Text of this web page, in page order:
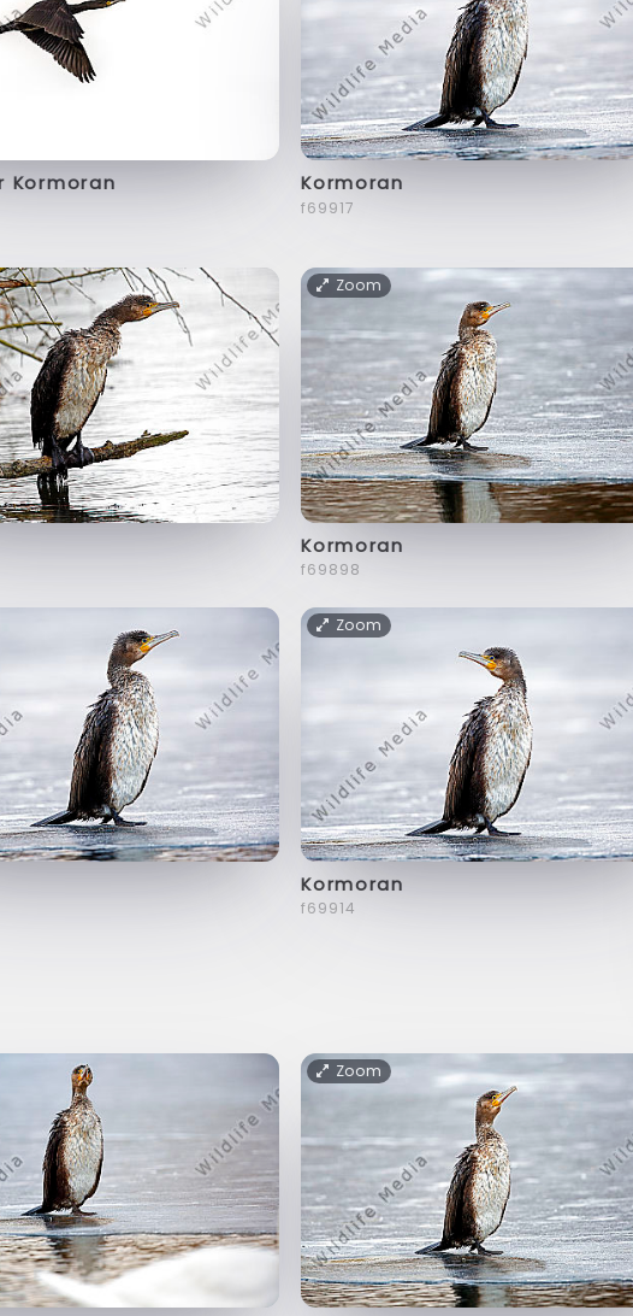
Kormoran Kormoran
f69917
Zoom
Kormoran
f69898
Zoom
Kormoran
f69914
Zoom